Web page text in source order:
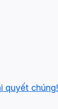
quyết chúng!